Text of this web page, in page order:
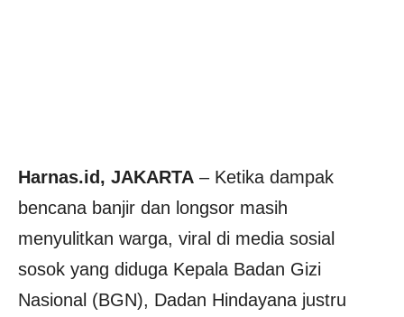
Harnas.id, JAKARTA – Ketika dampak
bencana banjir dan longsor masih
menyulitkan warga, viral di media sosial
sosok yang diduga Kepala Badan Gizi
Nasional (BGN), Dadan Hindayana justru